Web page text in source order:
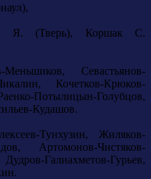
Я. (Тверь), Коршак С.
Севастьянов-
Кочетков-Крюков-
Потылицын-Голубцов,
Кудашов.
Тунхузин, Жиляков-
Артомонов-Чистяков-
Галиахметов-Гурьев,